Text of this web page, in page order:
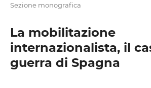
Sezione monografica
La mobilitazione
internazionalista, il
guerra di Spagna